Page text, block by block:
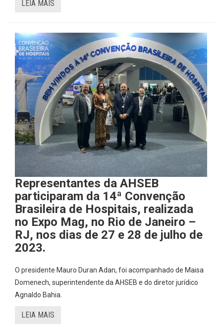
LEIA MAIS
Representantes da AHSEB
participaram da 14ª Convenção
Brasileira de Hospitais, realizada
no Expo Mag, no Rio de Janeiro –
RJ, nos dias de 27 e 28 de julho de
2023.
O presidente Mauro Duran Adan, foi acompanhado de Maisa
Domenech, superintendente da AHSEB e do diretor jurídico
Agnaldo Bahia.
LEIA MAIS